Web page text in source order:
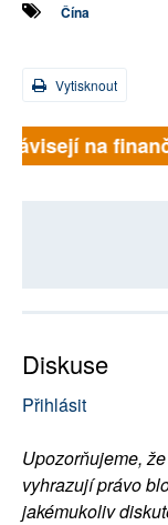
Čína
Vytisknout
na
Diskuse
Přihlásit
Upozorňujeme,
vyhrazují právo
jakémukoliv